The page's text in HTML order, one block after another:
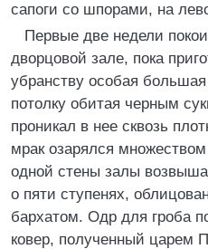
сапоги со шпорами, на
Первые две недели
дворцовой зале, пока
убранству особая
потолку обитая черным
проникал в нее сквозь
мрак озарялся
одной стены залы
о пяти ступенях,
бархатом. Одр для гроба
ковер, полученный царем